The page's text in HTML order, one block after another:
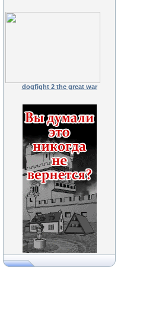
dogfight 2 the great war